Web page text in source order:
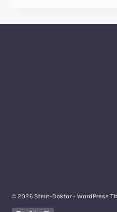
© 2026 Stein-Doktor - WordPress